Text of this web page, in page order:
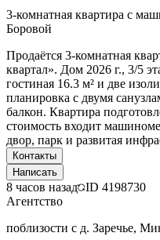
3-комнатная квартира с
Боровой
Продаётся 3-комнатная
квартал». Дом 2026 г., 3/5
гостиная 16.3 м² и две
планировка с двумя
балкон. Квартира
стоимость входит
двор, парк и развитая
Контакты
Написать
8 часов назад ID 4198730
Агентство
поблизости с д. Заречье,